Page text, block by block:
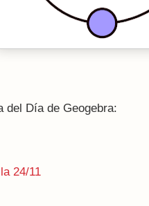
del Día de Geogebra:
24/11